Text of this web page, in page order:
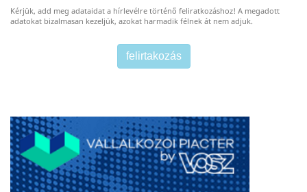
Kérjük, add meg adataidat a hírlevélre történő feliratkozáshoz! A megadott
adatokat bizalmasan kezeljük, azokat harmadik félnek át nem adjuk.